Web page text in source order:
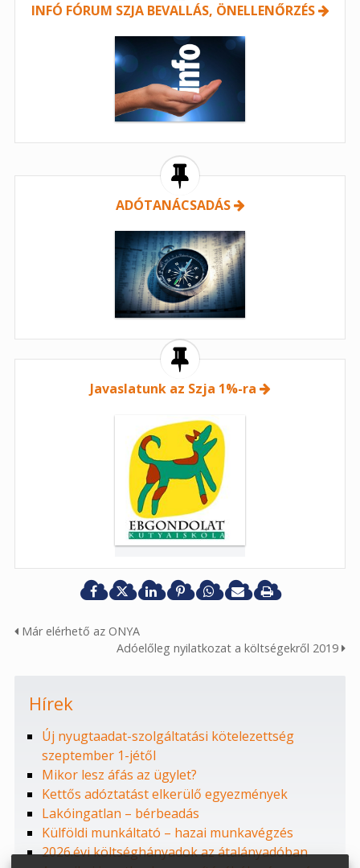
INFÓ FÓRUM SZJA BEVALLÁS, ÖNELLENŐRZÉS
ADÓTANÁCSADÁS
Javaslatunk az Szja 1%-ra
Már elérhető az ONYA
Adóelőleg nyilatkozat a költségekről 2019
Hírek
Új nyugtaadat-szolgáltatási kötelezettség
szeptember 1-jétől
Mikor lesz áfás az ügylet?
Kettős adóztatást elkerülő egyezmények
Lakóingatlan – bérbeadás
Külföldi munkáltató – hazai munkavégzés
2026.évi költséghányadok az átalányadóban